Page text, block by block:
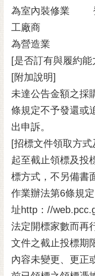
為室內裝修業 登
工廠商
為營造業
[是否訂有與履約
[附加說明]
未達公告金額之採
條規定不予發還或
出申訴。
[招標文件領取方
起至截止領標及投
標方式，不另備書
作業辦法第6條規
址http：//
法定開標家數而再
文件之截止投標期
內容未變更、更正